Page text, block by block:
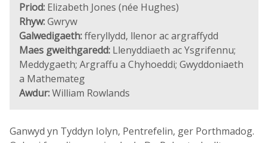
Priod: Elizabeth Jones (née Hughes)
Rhyw:Gwryw
Galwedigaeth:fferyllydd, llenor ac argraffydd
Maes gweithgaredd: Llenyddiaeth ac Ysgrifennu;
Meddygaeth; Argraffu a Chyhoeddi; Gwyddoniaeth
a Mathemateg
Awdur:William Rowlands
Ganwyd yn Tyddyn Iolyn, Pentrefelin, ger Porthmadog.